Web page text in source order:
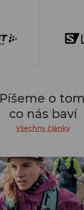
Píšeme o
co nás baví
Všechny články